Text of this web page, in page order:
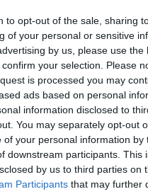
to opt-out of the sale, sharing
of your personal or sensitive
by us, please use the
your selection. Please
is processed you may
ads based on personal
information disclosed to
You may separately opt-out
of your personal information by
downstream participants. This
by us to third parties on
Participants that may further
átlag dönt
felvételiző dönt február
éveit. Közülük
meg a leendő tanáraikkal - a
kivételes esetekben szerveznek
intézményekkel, ahol
eredmények döntenek.